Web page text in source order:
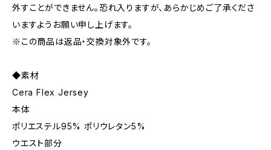
外すことができません。恐れ入りますが、あらかじめご了承くださ
いますようお願い申し上げます。
※この商品は返品・交換対象外です。
◆素材
Cera Flex Jersey
本体
ポリエステル95% ポリウレタン5%
ウエスト部分